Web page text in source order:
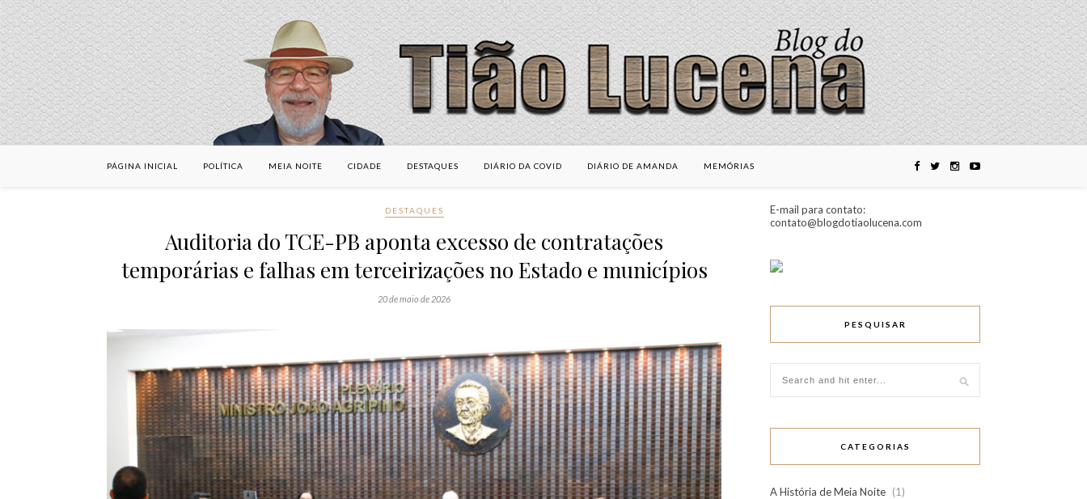
PÁGINA INICIAL POLÍTICA MEIA NOITE CIDADE DESTAQUES DIÁRIO DA COVID DIÁRIO DE AMANDA MEMÓRIAS
DESTAQUES
Auditoria do TCE-PB aponta excesso de contratações
temporárias e falhas em terceirizações no Estado e municípios
20 de maio de 2026
E-mail para contato:
contato@blogdotiaolucena.com
PESQUISAR
CATEGORIAS
A História de Meia Noite (1)